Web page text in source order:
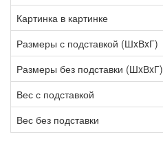
Картинка в картинке
Размеры с подставкой (ШxВxГ)
Размеры без подставки (ШxВxГ)
Вес с подставкой
Вес без подставки